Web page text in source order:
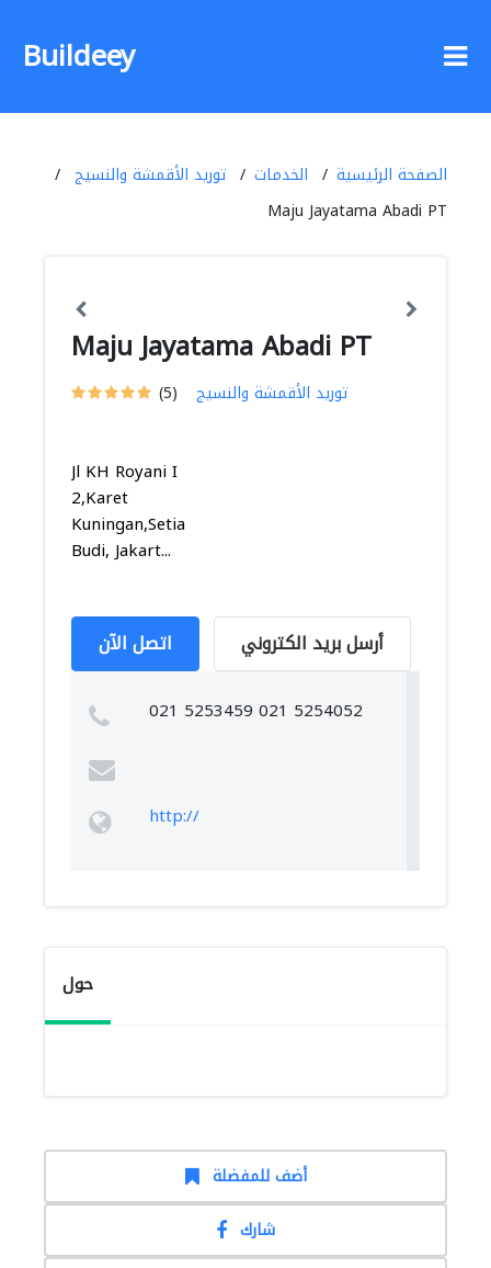
Buildeey
الصفحة الرئيسية الخدمات
توريد الأقمشة والنسيج
Maju Jayatama Abadi PT
Maju Jayatama Abadi PT
(5) توريد الأقمشة والنسيج
Jl KH Royani I
2,Karet
Kuningan,Setia
Budi, Jakart...
اتصل الآن أرسل بريد الكتروني
021 5253459 021 5254052
http://
حول
أضف للمفضلة
شارك